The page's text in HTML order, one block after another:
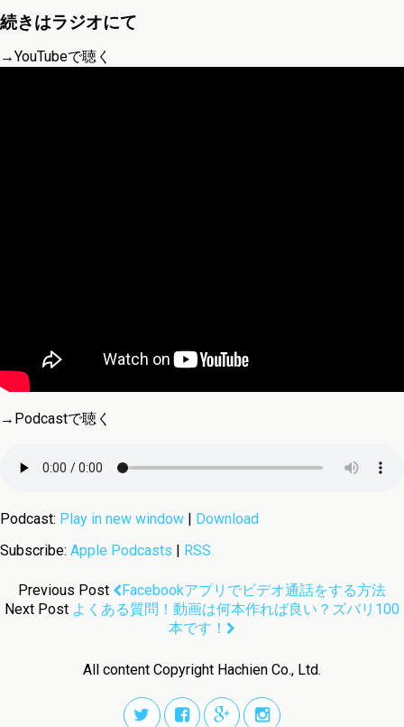
続きはラジオにて
→YouTubeで聴く
→Podcastで聴く
Podcast: Play in new window | Download
Subscribe: Apple Podcasts | RSS
Previous Post
Facebookアプリでビデオ通話をする方法
Next Post よくある質問！動画は何本作れば良い？ズバリ100
本です！
All content Copyright Hachien Co., Ltd.